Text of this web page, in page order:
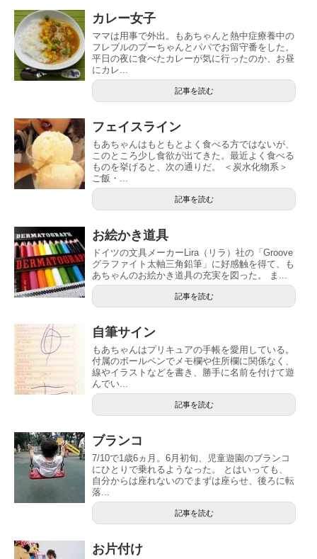
カレー女子
ママは用事で外出。もあちゃんと熱中症療養中の
フレブルのプーちゃんとパパでお留守番をした。
平日の夜に食べたカレーが気に行ったのか、お昼
にカレ...
記事を読む
フェイスライン
もあちゃんはもともとよく食べる方ではないが、
このところ少し食欲が出てきた。最近よく食べる
ものを挙げると、次の通りだ。 ＜炭水化物系＞
ご飯・...
記事を読む
お絵かき道具
ドイツの文具メーカーLira（リラ）社の「Groove
グラファイト太軸三角鉛筆」に好感触を得て、も
あちゃんのお絵かき道具の充実を図った。 ま...
記事を読む
自筆サイン
もあちゃんはプリキュアの手帳を愛用している。
付属のボールペンでメモ欄や住所欄に関係なく、
線やイラストなどを書き、勝手に名前を付けて遊
んでい...
記事を読む
ブランコ
7/10で1歳6ヵ月。6月初旬、児童遊園のブランコ
にひとりで乗れるようなった。 とはいっても、
自分からは座れないのでまずは座らせ、後ろに転
落...
記事を読む
お片付け